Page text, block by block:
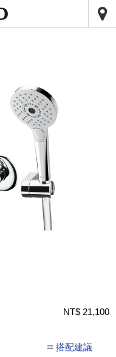
NT$ 21,100
搭配建議